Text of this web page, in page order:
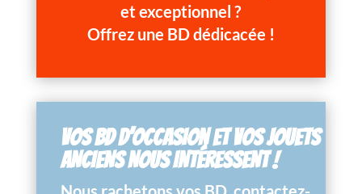
et exceptionnel ?
Offrez une BD dédicacée !
VOS BD D’OCCASION ET VOS JOUETS
ANCIENS NOUS INTÉRESSENT !